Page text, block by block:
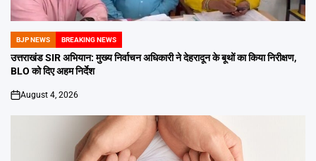
POSTED
IN
BJP NEWS BREAKING NEWS
उत्तराखंड SIR अभियान: मुख्य निर्वाचन अधिकारी ने देहरादून के बूथों का किया निरीक्षण,
BLO को दिए अहम निर्देश
on
August 4, 2026